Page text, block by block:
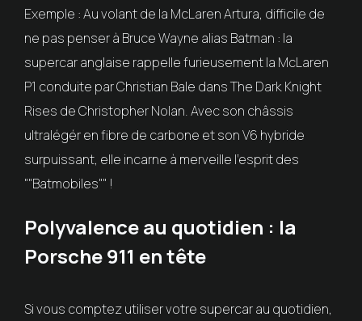
Exemple : Au volant de la McLaren Artura, difficile de
ne pas penser à Bruce Wayne alias Batman : la
supercar anglaise rappelle furieusement la McLaren
P1 conduite par Christian Bale dans The Dark Knight
Rises de Christopher Nolan. Avec son châssis
ultralégér en fibre de carbone et son V6 hybride
surpuissant, elle incarne à merveille l'esprit des
""Batmobiles"" !
Polyvalence au quotidien : la
Porsche 911 en tête
Si vous comptez utiliser votre supercar au quotidien,